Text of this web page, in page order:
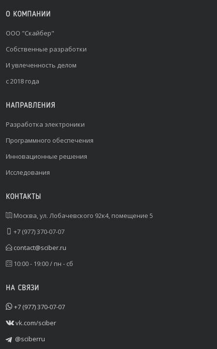
О КОМПАНИИ
ООО "Скайбер"
Собственные разработки
И увлеченность делом
с 2018 года
НАПРАВЛЕНИЯ
Разработка электроники
Программного обеспечения
Инновационные решения
Исследования
КОНТАКТЫ
Москва, ул. Лобачевского 92к4, помещение 5
+7 (977) 370-07-07
contact@sciber.ru
10:00 - 19:00 / пн - сб
НА СВЯЗИ
+7 (977) 370-07-07
vk.com/sciber
@sciberru